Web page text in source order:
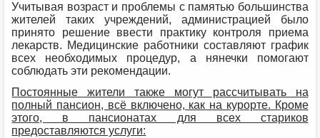
Учитывая возраст и проблемы с памятью большинства
жителей таких учреждений, администрацией было
принято решение ввести практику контроля приема
лекарств. Медицинские работники составляют график
всех необходимых процедур, а нянечки помогают
соблюдать эти рекомендации.
Постоянные жители также могут рассчитывать на
полный пансион, всё включено, как на курорте. Кроме
этого, в пансионатах для всех стариков
предоставляются услуги: